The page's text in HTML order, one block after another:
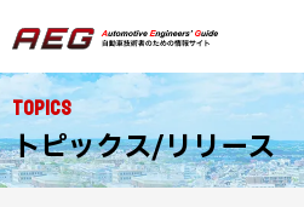
Topics
トピックス/リリース